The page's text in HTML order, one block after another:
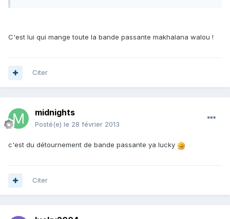
C'est lui qui mange toute la bande passante makhalana walou !
Citer
midnights
Posté(e) le 28 février 2013
c'est du détournement de bande passante ya lucky
Citer